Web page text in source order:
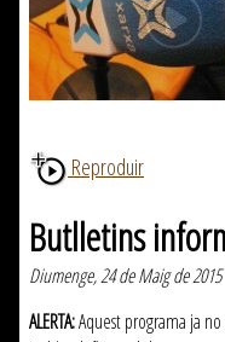
Reproduir
Butlletins
Diumenge, 24 de Maig de 2015
ALERTA:Aquest programa ja